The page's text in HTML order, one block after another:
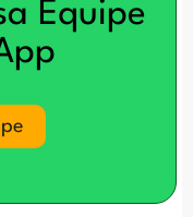
Equipe